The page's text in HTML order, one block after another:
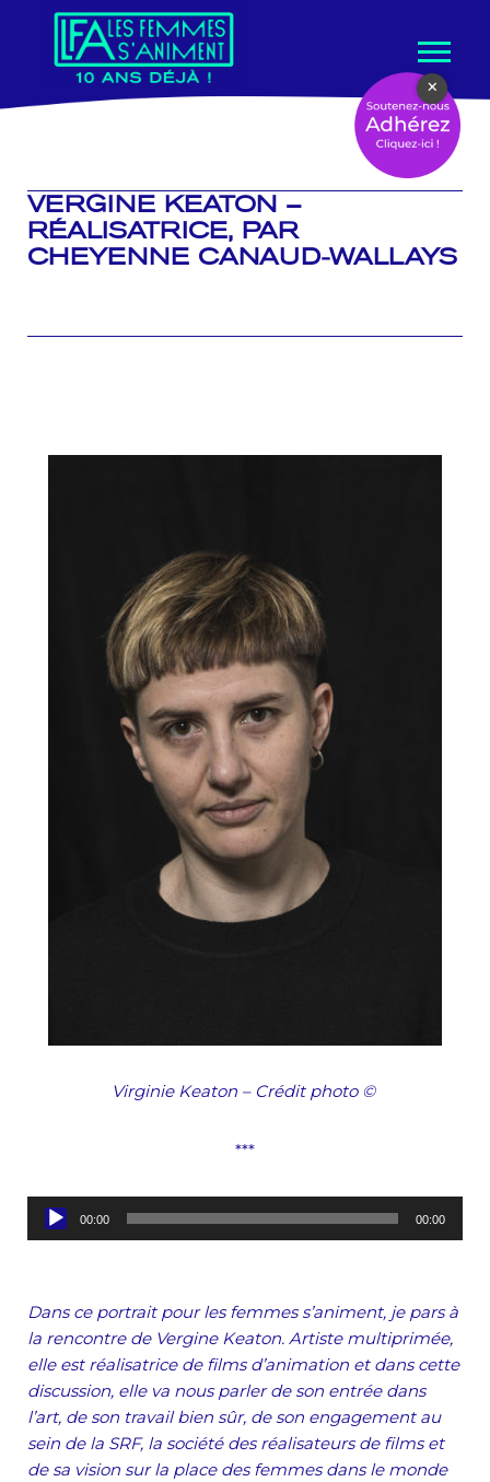
contenu
VERGINE KEATON –
RÉALISATRICE, PAR
CHEYENNE CANAUD-WALLAYS
Virginie Keaton – Crédit photo ©
***
e
u
r
a
u
d
i
00:00 00:00
Dans ce portrait pour les femmes s’animent, je pars à
la rencontre de Vergine Keaton. Artiste multiprimée,
elle est réalisatrice de films d’animation et dans cette
discussion, elle va nous parler de son entrée dans
l’art, de son travail bien sûr, de son engagement au
sein de la SRF, la société des réalisateurs de films et
de sa vision sur la place des femmes dans le monde
×